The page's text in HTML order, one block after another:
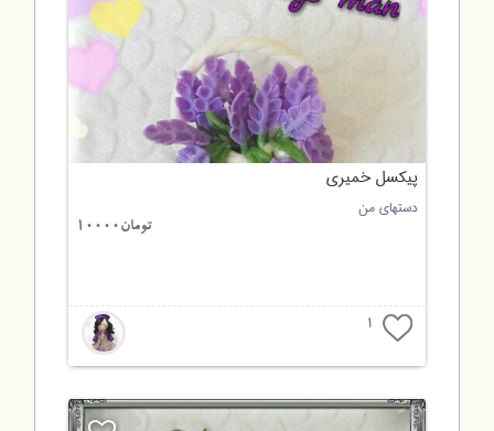
پیکسل خمیری
دستهای من
تومان10000
1